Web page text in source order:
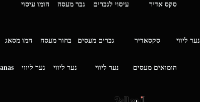
סקס אדיר עיסוי לגברים גבר מעסה הומו עיסוי
נער ליווי סקסאדיר גברים מעסים בחור מעסה
הומואים מעסים נער ליווי נער ליווי נער ליווי